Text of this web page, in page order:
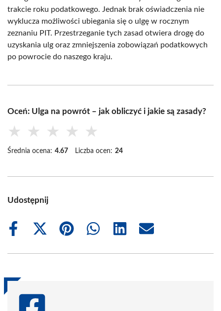
trakcie roku podatkowego. Jednak brak oświadczenia nie
wyklucza możliwości ubiegania się o ulgę w rocznym
zeznaniu PIT. Przestrzeganie tych zasad otwiera drogę do
uzyskania ulg oraz zmniejszenia zobowiązań podatkowych
po powrocie do naszego kraju.
Oceń: Ulga na powrót – jak obliczyć i jakie są zasady?
★ ★ ★ ★ ★
Średnia ocena: 4.67 Liczba ocen: 24
Udostępnij
Share
Share
(Twitter)
Share
Share
Share
Share